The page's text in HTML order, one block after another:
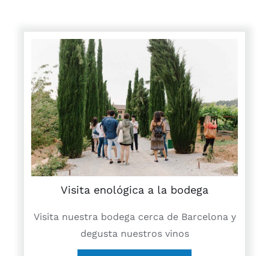
Visita enológica a la bodega
Visita nuestra bodega cerca de Barcelona y
degusta nuestros vinos